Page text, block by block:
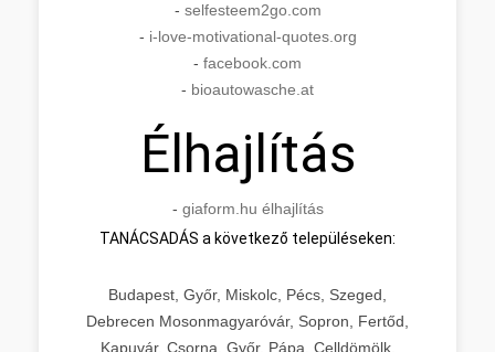
- selfesteem2go.com
- i-love-motivational-quotes.org
- facebook.com
- bioautowasche.at
Élhajlítás
- giaform.hu élhajlítás
TANÁCSADÁS a következő településeken:
Budapest, Győr, Miskolc, Pécs, Szeged,
Debrecen Mosonmagyaróvár, Sopron, Fertőd,
Kapuvár, Csorna, Győr, Pápa, Celldömölk,